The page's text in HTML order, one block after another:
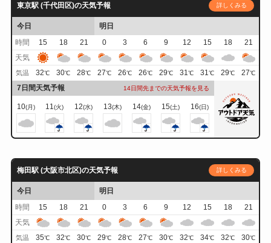
東京駅 (千代田区)の天気予報 詳しくみる
今日
明日
時間
15 18 21 0 3 6 9 12 15 18
21
天気
気温 32℃ 30℃ 28℃ 27℃ 26℃ 26℃ 29℃ 31℃ 31℃ 29℃ 27℃
7日間天気予報 14日間先までの天気予報を見る
10(月) 11(火) 12(水) 13(木) 14(金) 15(土) 16(日)
梅田駅 (大阪市北区)の天気予報 詳しくみる
今日
明日
時間
15 18 21 0 3 6 9 12 15 18
21
天気
気温 35℃ 32℃ 30℃ 29℃ 28℃ 27℃ 30℃ 32℃ 34℃ 32℃ 30℃